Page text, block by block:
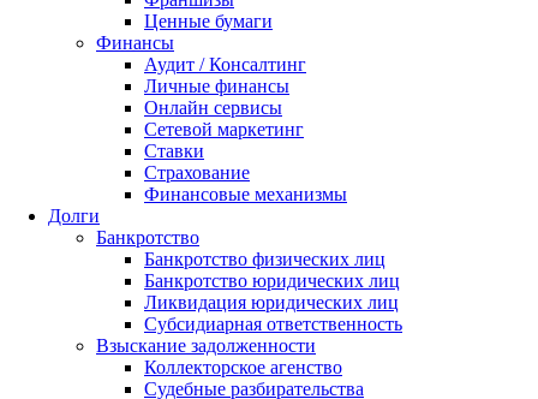
Ценные бумаги
Финансы
Аудит / Консалтинг
Личные финансы
Онлайн сервисы
Сетевой маркетинг
Ставки
Страхование
Финансовые механизмы
Долги
Банкротство
Банкротство физических лиц
Банкротство юридических лиц
Ликвидация юридических лиц
Субсидиарная ответственность
Взыскание задолженности
Коллекторское агенство
Судебные разбирательства